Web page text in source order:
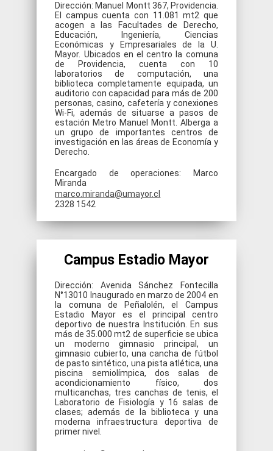
Dirección: Manuel Montt 367, Providencia.
El campus cuenta con 11.081 mt2 que
acogen a las Facultades de Derecho,
Educación, Ingeniería, Ciencias
Económicas y Empresariales de la U.
Mayor. Ubicados en el centro la comuna
de Providencia, cuenta con 10
laboratorios de computación, una
biblioteca completamente equipada, un
auditorio con capacidad para más de 200
personas, casino, cafetería y conexiones
Wi-Fi, además de situarse a pasos de
estación Metro Manuel Montt. Alberga a
un grupo de importantes centros de
investigación en las áreas de Economía y
Derecho.
Encargado de operaciones: Marco
Miranda
marco.miranda@umayor.cl
2328 1542
Campus Estadio Mayor
Dirección: Avenida Sánchez Fontecilla
N°13010 Inaugurado en marzo de 2004 en
la comuna de Peñalolén, el Campus
Estadio Mayor es el principal centro
deportivo de nuestra Institución. En sus
más de 35.000 mt2 de superficie se ubica
un moderno gimnasio principal, un
gimnasio cubierto, una cancha de fútbol
de pasto sintético, una pista atlética, una
piscina semiolímpica, dos salas de
acondicionamiento físico, dos
multicanchas, tres canchas de tenis, el
Laboratorio de Fisiología y 16 salas de
clases; además de la biblioteca y una
moderna infraestructura deportiva de
primer nivel.